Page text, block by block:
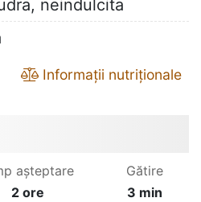
neindulcita
Informații nutriționale
așteptare
2 ore
Gătire
3 min